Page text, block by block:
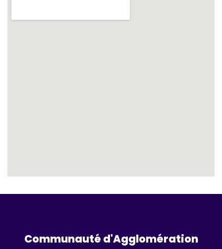
Communauté d'Agglomération